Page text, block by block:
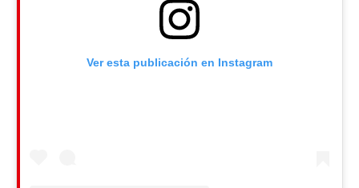
Ver esta publicación en Instagram